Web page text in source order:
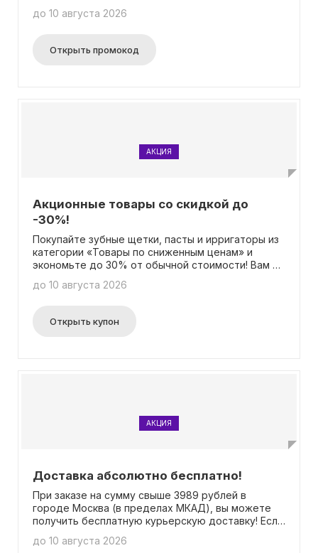
магазине! Обратите внимание, что данное
которые уже имеют существующую скидку.
до 10 августа 2026
Открыть промокод
АКЦИЯ
Акционные товары со скидкой до
-30%!
Покупайте зубные щетки, пасты и ирригаторы из
категории «Товары по сниженным ценам» и
экономьте до 30% от обычной стоимости! Вам не
скидки.
до 10 августа 2026
Открыть купон
АКЦИЯ
Доставка абсолютно бесплатно!
При заказе на сумму свыше 3989 рублей в
городе Москва (в пределах МКАД), вы можете
получить бесплатную курьерскую доставку! Если
другие регионы России, то доставка в пункты
до 10 августа 2026